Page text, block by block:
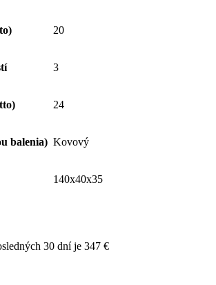
20
3
24
balenia) Kovový
140x40x35
30 dní je 347 €